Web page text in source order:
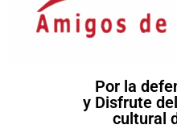
Por la
y Disfrute
cultural